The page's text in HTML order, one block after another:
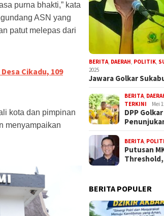
purna bhakti,” kata
ASN yang
patut melepas dari
Cikadu, 109
kota dan pimpinan
menyampaikan
BERITA DAERAH POLITIK
2025
Jawara Golkar
BERITA
TERKINI
Mei
DPP
BERITA
Putusan
BERITA POPULER